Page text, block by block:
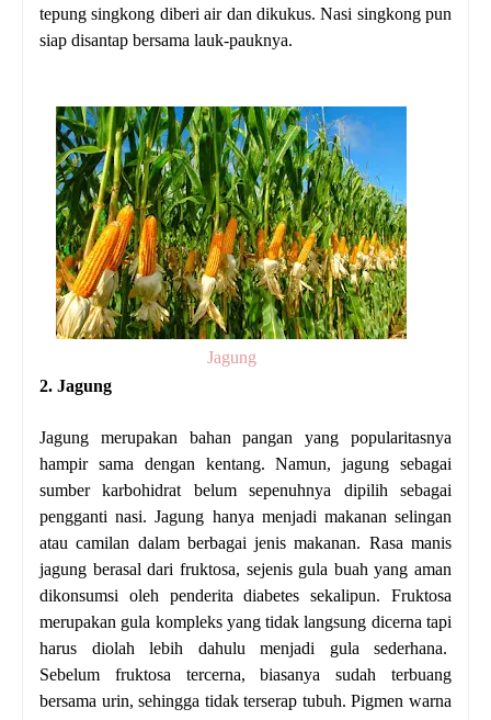
tepung singkong diberi air dan dikukus. Nasi singkong pun
siap disantap bersama lauk-pauknya.
Jagung
2. Jagung
Jagung merupakan bahan pangan yang popularitasnya
hampir sama dengan kentang. Namun, jagung sebagai
sumber karbohidrat belum sepenuhnya dipilih sebagai
pengganti nasi. Jagung hanya menjadi makanan selingan
atau camilan dalam berbagai jenis makanan. Rasa manis
jagung berasal dari fruktosa, sejenis gula buah yang aman
dikonsumsi oleh penderita diabetes sekalipun. Fruktosa
merupakan gula kompleks yang tidak langsung dicerna tapi
harus diolah lebih dahulu menjadi gula sederhana.
Sebelum fruktosa tercerna, biasanya sudah terbuang
bersama urin, sehingga tidak terserap tubuh. Pigmen warna